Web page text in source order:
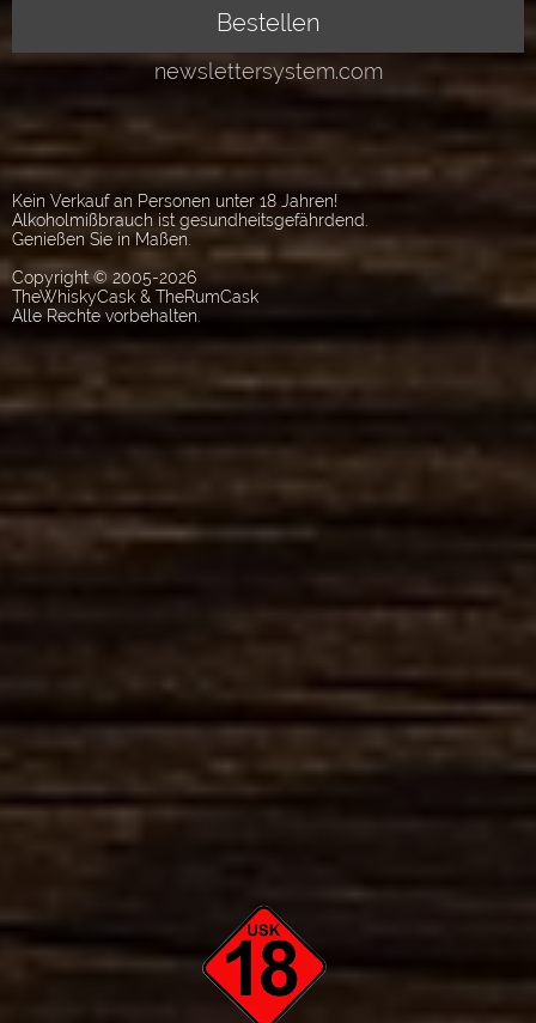
Kein Verkauf an Personen unter 18 Jahren!
Alkoholmißbrauch ist gesundheitsgefährdend.
Genießen Sie in Maßen.
Copyright © 2005-2026
TheWhiskyCask & TheRumCask
Alle Rechte vorbehalten.